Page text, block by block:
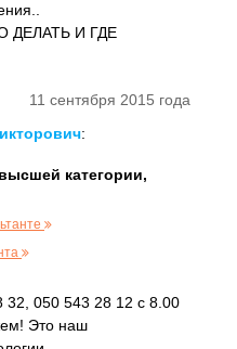
И ГДЕ
11 сентября 2015 года
:
категории,
32, 050 543 28 12 с 8.00
Это наш